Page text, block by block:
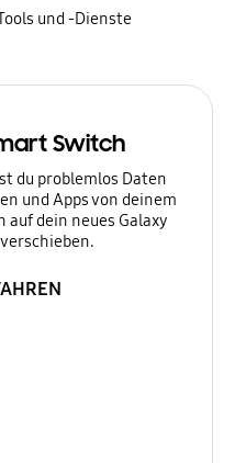
und -Dienste
Switch
du problemlos Daten
und Apps von deinem
dein neues Galaxy